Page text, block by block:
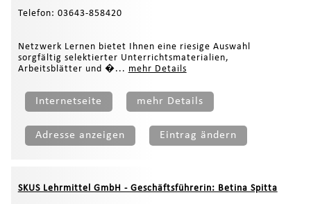
Telefon: 03643-858420
Netzwerk Lernen bietet Ihnen eine riesige Auswahl
sorgfältig selektierter Unterrichtsmaterialien,
Arbeitsblätter und �... mehr Details
Internetseite mehr Details
Adresse anzeigen Eintrag ändern
SKUS Lehrmittel GmbH - Geschäftsführerin: Betina Spitta